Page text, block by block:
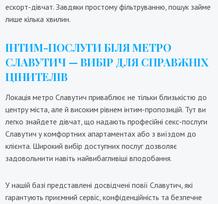
ескорт-дівчат. Завдяки простому фільтруванню, пошук займе
лише кілька хвилин.
ІНТИМ-ПОСЛУГИ БІЛЯ МЕТРО
СЛАВУТИЧ — ВИБІР ДЛЯ СПРАВЖНІХ
ЦІНИТЕЛІВ
Локація метро Славутич приваблює не тільки близькістю до
центру міста, але й високим рівнем інтим-пропозицій. Тут ви
легко знайдете дівчат, що надають професійні секс-послуги
Славутич у комфортних апартаментах або з виїздом до
клієнта. Широкий вибір доступних послуг дозволяє
задовольнити навіть найвибагливіші вподобання.
У нашій базі представлені досвідчені повії Славутич, які
гарантують приємний сервіс, конфіденційність та безпечне